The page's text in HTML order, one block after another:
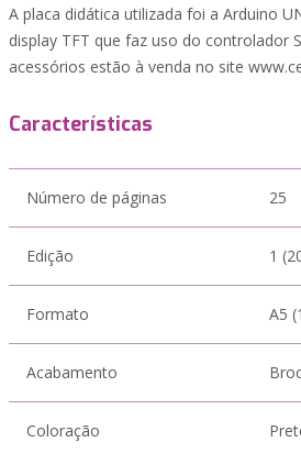
A placa didática utilizada foi a Arduino
display TFT que faz uso do controlador
acessórios estão à venda no site
Características
Número de páginas 25
Edição 1
Formato A5
Acabamento
Coloração